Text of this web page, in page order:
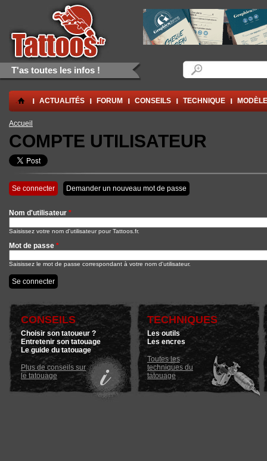
Aller au contenu principal
Skip to navigation
T'as toutes les infos !
. ACTUALITÉS FORUM CONSEILS TECHNIQUE
Vous êtes ici
Accueil
COMPTE UTILISATEUR
Onglets principaux
Se connecter (onglet actif)
Demander un nouveau mot de passe
Nom d'utilisateur *
Saisissez votre nom d'utilisateur pour Tattoos.fr.
Mot de passe *
Saisissez le mot de passe correspondant à votre nom d'utilisateur.
CONSEILS
Choisir son tatoueur ?
Entretenir son tatouage
Le guide du tatouage
Plus de conseils sur
le tatouage
TECHNIQUES
Les outils
Les encres
Toutes les
techniques du
tatouage